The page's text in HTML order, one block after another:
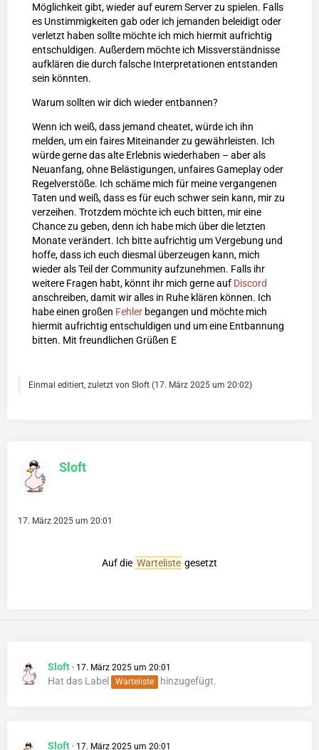
Möglichkeit gibt, wieder auf eurem Server zu spielen. Falls
es Unstimmigkeiten gab oder ich jemanden beleidigt oder
verletzt haben sollte möchte ich mich hiermit aufrichtig
entschuldigen. Außerdem möchte ich Missverständnisse
aufklären die durch falsche Interpretationen entstanden
sein könnten.
Warum sollten wir dich wieder entbannen?
Wenn ich weiß, dass jemand cheatet, würde ich ihn
melden, um ein faires Miteinander zu gewährleisten. Ich
würde gerne das alte Erlebnis wiederhaben – aber als
Neuanfang, ohne Belästigungen, unfaires Gameplay oder
Regelverstöße. Ich schäme mich für meine vergangenen
Taten und weiß, dass es für euch schwer sein kann, mir zu
verzeihen. Trotzdem möchte ich euch bitten, mir eine
Chance zu geben, denn ich habe mich über die letzten
Monate verändert. Ich bitte aufrichtig um Vergebung und
hoffe, dass ich euch diesmal überzeugen kann, mich
wieder als Teil der Community aufzunehmen. Falls ihr
weitere Fragen habt, könnt ihr mich gerne auf Discord
anschreiben, damit wir alles in Ruhe klären können. Ich
habe einen großen Fehler begangen und möchte mich
hiermit aufrichtig entschuldigen und um eine Entbannung
bitten. Mit freundlichen Grüßen E
Einmal editiert, zuletzt von Sloft (17. März 2025 um 20:02)
Sloft
17. März 2025 um 20:01
Auf die Warteliste gesetzt
Sloft 17. März 2025 um 20:01
Hat das Label Warteliste hinzugefügt.
Sloft 17. März 2025 um 20:01